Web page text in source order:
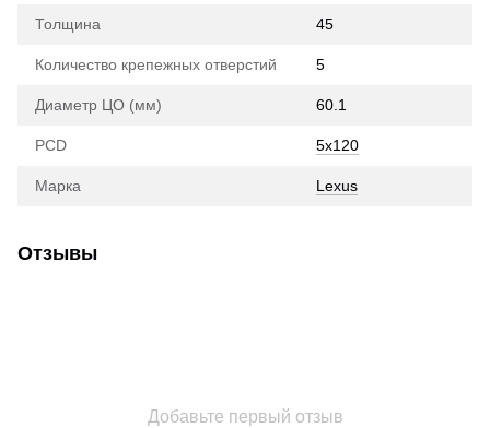
Толщина 45
Количество крепежных отверстий 5
Диаметр ЦО (мм) 60.1
PCD 5x120
Марка Lexus
Отзывы
Добавьте первый отзыв